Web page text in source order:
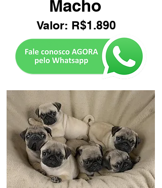
Macho
Valor: R$1.890
Botão Pug